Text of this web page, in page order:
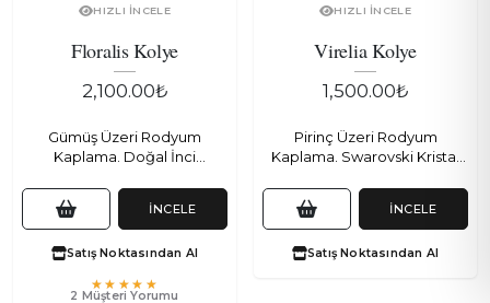
HIZLI İNCELE
Floralis Kolye
2,100.00₺
Gümüş Üzeri Rodyum
Kaplama. Doğal İnci
İNCELE
Satış Noktasından Al
2 Müşteri Yorumu
HIZLI İNCELE
Virelia Kolye
1,500.00₺
Pirinç Üzeri Rodyum
Kaplama. Swarovski Kristal
İNCELE
Satış Noktasından Al